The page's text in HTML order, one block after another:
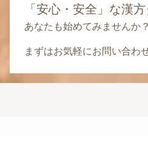
「安心・安全」な漢
あなたも始めてみませんか？
まずはお気軽にお問い合わ